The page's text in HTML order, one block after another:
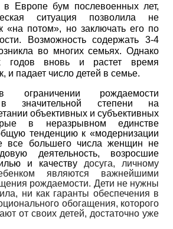
Европе бум послевоенных лет,
ситуация позволила не
«на потом», но заключать его по
Возможность содержать 3-4
во многих семьях. Однако
годов вновь и растет время
и падает число детей в семье.
ограничении рождаемости
в значительной степени на
объективных и субъективных
в неразрывном единстве
тенденцию к «модернизации
все большего числа женщин не
деятельность, возросшие
и качеству досуга, личному
являются важнейшими
рождаемости. Дети не нужны
ни как гаранты обеспечения в
обогащения, которого
от своих детей, достаточно уже